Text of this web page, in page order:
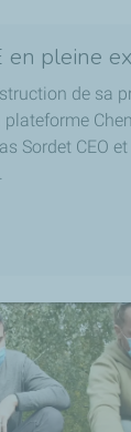
en pleine
de sa
Sordet CEO